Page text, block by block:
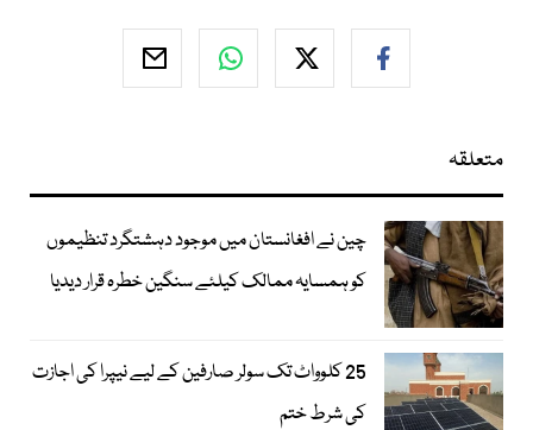
متعلقہ
چین نے افغانستان میں موجود دہشتگرد تنظیموں
کو ہمسایہ ممالک کیلئے سنگین خطرہ قرار دیدیا
25 کلوواٹ تک سولر صارفین کے لیے نیپرا کی اجازت
کی شرط ختم